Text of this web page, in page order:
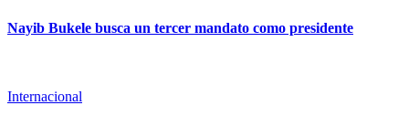
Nayib Bukele busca un tercer mandato como presidente
Internacional